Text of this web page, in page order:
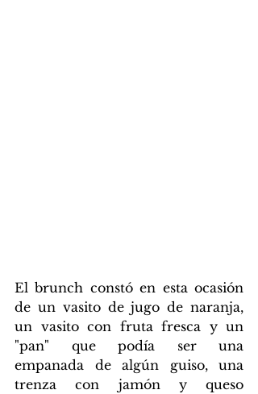
El brunch constó en esta ocasión
de un vasito de jugo de naranja,
un vasito con fruta fresca y un
"pan" que podía ser una
empanada de algún guiso, una
trenza con jamón y queso